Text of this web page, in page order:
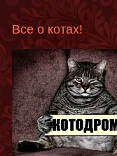
Все о котах!